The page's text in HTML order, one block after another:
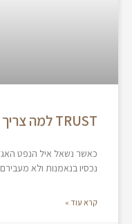
TRUST למה צריך את זה?
נכסיו בנאמנות ולא מעבירם
קרא עוד »